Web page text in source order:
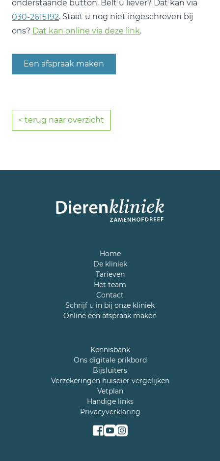
onderstaande button. Belt u liever? Dat kan via
030-2615192. Staat u nog niet ingeschreven bij
ons? Dat kan online via deze link.
Een afspraak maken
< terug naar overzicht
Home
De kliniek
Tarieven
Het team
Contact
Schrijf u in bij onze kliniek
Online een afspraak maken
Kennisbank
Ons digitale prikbord
Bijsluiters
Verzekeringen huisdier vergelijken
Vetplan
Handige links
Privacyverklaring